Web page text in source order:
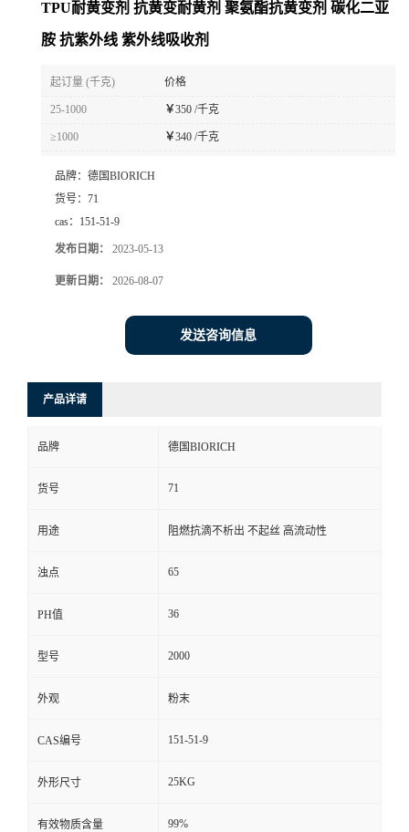
TPU耐黄变剂 抗黄变耐黄剂 聚氨酯抗黄变剂 碳化二亚
胺 抗紫外线 紫外线吸收剂
起订量 (千克) 价格
25-1000 ￥350 /千克
≥1000 ￥340 /千克
品牌： 德国BIORICH
货号： 71
cas： 151-51-9
发布日期： 2023-05-13
更新日期： 2026-08-07
发送咨询信息
产品详请
品牌 德国BIORICH
货号 71
用途 阻燃抗滴不析出 不起丝 高流动性
浊点 65
PH值 36
型号 2000
外观 粉末
CAS编号 151-51-9
外形尺寸 25KG
有效物质含量 99%